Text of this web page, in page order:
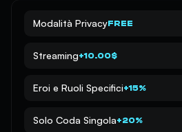
Modalità PrivacyFREE
Streaming+10.00$
Eroi e Ruoli Specifici+15%
Solo Coda Singola+20%